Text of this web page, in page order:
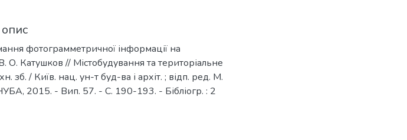
фотограмметричної інформації на
О. Катушков // Містобудування та територіальне
зб. / Київ. нац. ун-т буд-ва і архіт. ; відп. ред. М.
2015. - Вип. 57. - С. 190-193. - Бібліогр. : 2